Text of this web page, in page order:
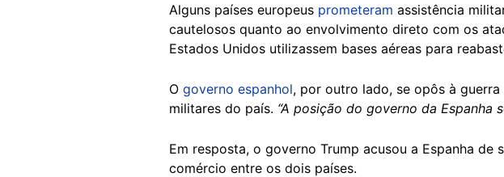
Alguns países europeus prometeram assistência
cautelosos quanto ao envolvimento direto com os
Estados Unidos utilizassem bases aéreas para
O governo espanhol, por outro lado, se opôs à
militares do país. “A posição do governo da Espanha
Em resposta, o governo Trump acusou a Espanha de
comércio entre os dois países.